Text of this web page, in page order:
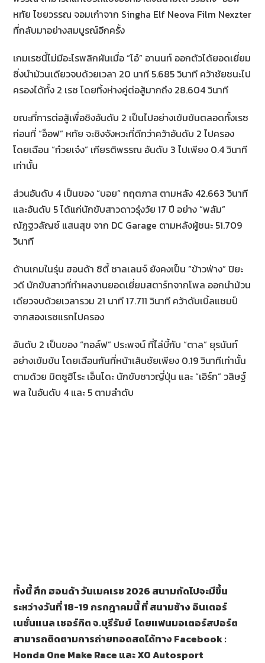
หทัย ไชยวรรณ จอมเก๋าจาก Singha Elf Neova Film Nexzter
ที่กลับมาอย่างสมบูรณ์อีกครั้ง
เกมเรซนี้ไม่มีอะไรพลิกผันเมื่อ “โอ๋” อานนท์ ออกตัวได้ยอดเยี่ยม
ซิ่งนำม้วนเดียวจบด้วยเวลา 20 นาที 5.685 วินาที คว้าชัยชนะไป
ครองได้ทั้ง 2 เรซ โดยทิ้งห่างคู่ต่อสู้มากถึง 28.604 วินาที
ขณะที่การต่อสู้เพื่อชิงอันดับ 2 เป็นไปอย่างเข้มข้นตลอดทั้งเรซ
ก่อนที่ “อ็อฟ” หทัย จะชิงจังหวะที่ดีกว่าคว้าอันดับ 2 ไปครอง
โดยเฉือน “ก๋วยเจ๋ง” เกียรติพรรณ อันดับ 3 ไปเพียง 0.4 วินาที
เท่านั้น
ส่วนอันดับ 4 เป็นของ “บอย” กฤตภาส ตามหลัง 42.663 วินาที
และอันดับ 5 ได้แก่นักขับสาวดาวรุ่งวัย 17 ปี อย่าง “พลัม”
ณัฎฐวลัญซ์ แสนสุข จาก DC Garage ตามหลังผู้ชนะ 51.709
วินาที
ด้านเกมในรุ่น ฮอนด้า ซิตี้ ชาลเลนจ์ ยังคงเป็น “ข้าวฟ่าง” ปิยะ
วดี นักขับสาวที่ทำผลงานยอดเยี่ยมสตาร์ทจากโพล ออกนำม้วน
เดียวจบด้วยเวลารวม 21 นาที 17.711 วินาที คว้าดับเบิ้ลแชมป์
จากสองเรซแรกไปครอง
อันดับ 2 เป็นของ “กอล์ฟ” ประพจน์ ที่ไล่บี้กับ “ตาล” ยุรนันท์
อย่างเข้มข้น โดยเฉือนกันที่หน้าเส้นชัยเพียง 0.19 วินาทีเท่านั้น
ตามด้วย มิตซูฮิโระ เอ็นโดะ นักขับชาวญี่ปุ่น และ “เอิร์ก” วสิษฐ์
พล ในอันดับ 4 และ 5 ตามลำดับ
ทั้งนี้ ศึก ฮอนด้า วันเมคเรซ 2026 สนามถัดไปจะมีขึ้น
ระหว่างวันที่ 18-19 กรกฎาคมนี้ ที่ สนามช้าง อินเตอร์
เนชั่นแนล เซอร์กิต จ.บุรีรัมย์ โดยแฟนมอเตอร์สปอร์ต
สามารถติดตามการถ่ายทอดสดได้ทาง Facebook :
Honda One Make Race และXO Autosport